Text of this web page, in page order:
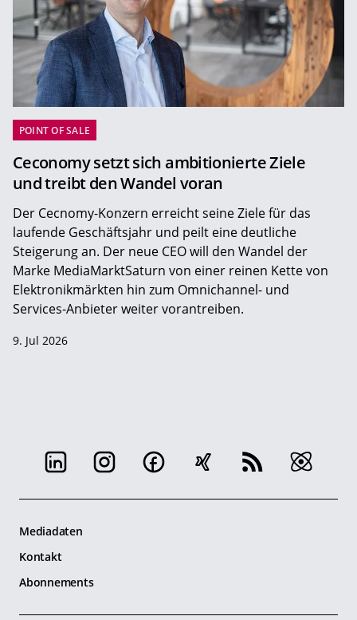
POINT OF SALE
Ceconomy setzt sich ambitionierte Ziele
und treibt den Wandel voran
Der Cecnomy-Konzern erreicht seine Ziele für das
laufende Geschäftsjahr und peilt eine deutliche
Steigerung an. Der neue CEO will den Wandel der
Marke MediaMarktSaturn von einer reinen Kette von
Elektronikmärkten hin zum Omnichannel- und
Services-Anbieter weiter vorantreiben.
9. Jul 2026
Mediadaten
Kontakt
Abonnements